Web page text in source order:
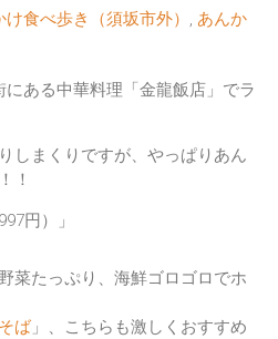
食べ歩き（須坂市外） , あんか
ある中華料理「金龍飯店」でラ
しまくりですが、やっぱりあん
！
円）」
菜たっぷり、海鮮ゴロゴロでホ
ば」、こちらも激しくおすすめ